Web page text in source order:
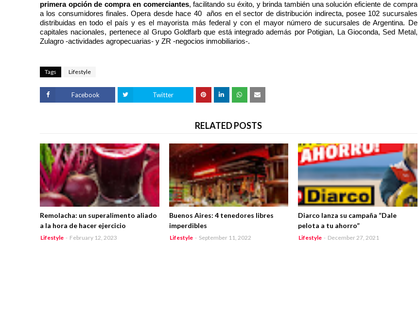
primera opción de compra en comerciantes, facilitando su éxito, y brinda también una solución eficiente de compra
a los consumidores finales. Opera desde hace 40  años en el sector de distribución indirecta, posee 102 sucursales
distribuidas en todo el país y es el mayorista más federal y con el mayor número de sucursales de Argentina. De
capitales nacionales, pertenece al Grupo Goldfarb que está integrado además por Potigian, La Gioconda, Sed Metal,
Zulagro -actividades agropecuarias- y ZR -negocios inmobiliarios-.
Tags Lifestyle
Facebook Twitter
RELATED POSTS
Remolacha: un superalimento aliado
a la hora de hacer ejercicio
Lifestyle - February 12, 2023
Buenos Aires: 4 tenedores libres
imperdibles
Lifestyle - September 11, 2022
Diarco lanza su campaña “Dale
pelota a tu ahorro”
Lifestyle - December 27, 2021